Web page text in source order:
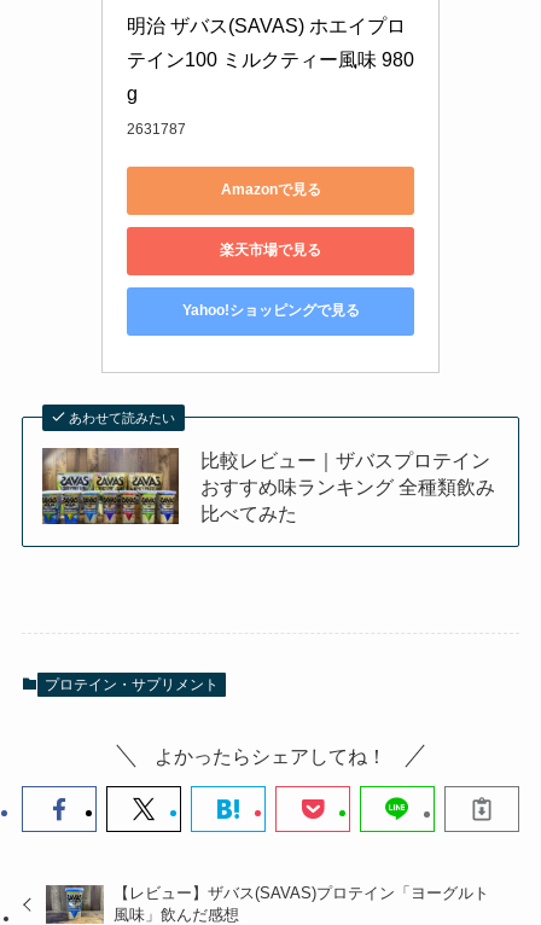
明治 ザバス(SAVAS) ホエイプロ
テイン100 ミルクティー風味 980
g
2631787
Amazonで見る
楽天市場で見る
Yahoo!ショッピングで見る
あわせて読みたい
比較レビュー｜ザバスプロテイン
おすすめ味ランキング 全種類飲み
比べてみた
プロテイン・サプリメント
よかったらシェアしてね！
【レビュー】ザバス(SAVAS)プロテイン「ヨーグルト
風味」飲んだ感想